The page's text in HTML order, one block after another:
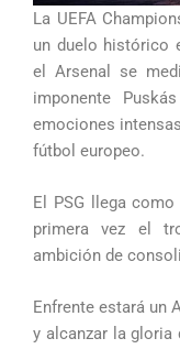
La UEFA
un duelo histórico
el Arsenal se
imponente
emociones
fútbol europeo.
El PSG llega
primera vez el
ambición de
Enfrente estará un
y alcanzar la gloria